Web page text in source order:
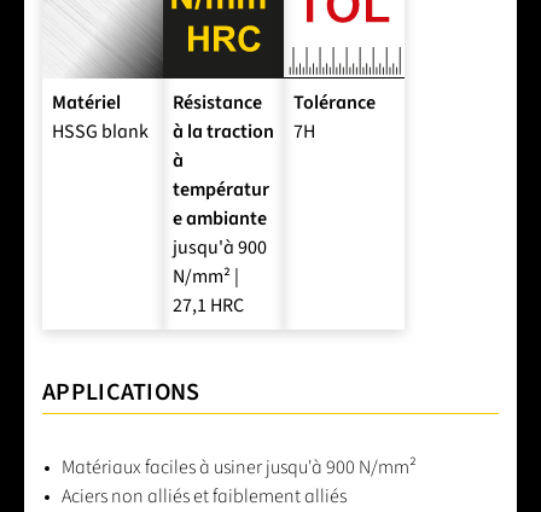
Matériel
HSSG blank
Résistance
à la traction
à
températur
e ambiante
jusqu'à 900
N/mm² |
27,1 HRC
Tolérance
7H
APPLICATIONS
Matériaux faciles à usiner jusqu'à 900 N/mm²
Aciers non alliés et faiblement alliés